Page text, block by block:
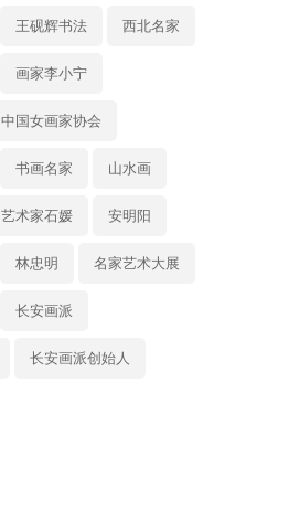
王砚辉书法 西北名家
画家李小宁
中国女画家协会
书画名家 山水画
艺术家石媛 安明阳
林忠明 名家艺术大展
长安画派
长安画派创始人